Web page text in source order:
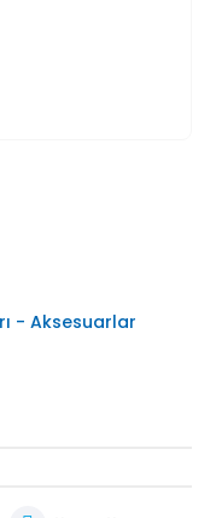
- Aksesuarlar